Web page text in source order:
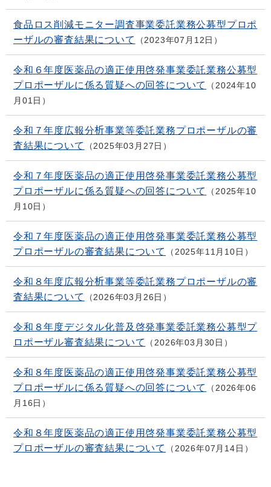
食品ロス削減モニター調査事業委託業務公募型プロポ
ーザルの審査結果について
2023年07月12日
令和６年度医薬品の適正使用啓発事業委託業務公募型
プロポーザルに係る質疑への回答について
2024年10
月01日
令和７年度広報分析事業等委託業務プロポーザルの審
査結果について
2025年03月27日
令和７年度医薬品の適正使用啓発事業委託業務公募型
プロポーザルに係る質疑への回答について
2025年10
月10日
令和７年度医薬品の適正使用啓発事業委託業務公募型
プロポーザルの審査結果について
2025年11月10日
令和８年度広報分析事業等委託業務プロポーザルの審
査結果について
2026年03月26日
令和８年度デジタル化普及啓発事業委託業務公募型プ
ロポーザル審査結果について
2026年03月30日
令和８年度医薬品の適正使用啓発事業委託業務公募型
プロポーザルに係る質疑への回答について
2026年06
月16日
令和８年度医薬品の適正使用啓発事業委託業務公募型
プロポーザルの審査結果について
2026年07月14日